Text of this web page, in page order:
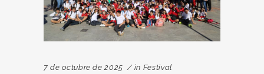
7 de octubre de 2025 in Festival